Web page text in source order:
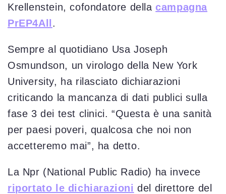
Krellenstein, cofondatore della campagna
PrEP4All .
Sempre al quotidiano Usa Joseph
Osmundson, un virologo della New York
University, ha rilasciato dichiarazioni
criticando la mancanza di dati publici sulla
fase 3 dei test clinici. “Questa è una sanità
per paesi poveri, qualcosa che noi non
accetteremo mai”, ha detto.
La Npr (National Public Radio) ha invece
riportato le dichiarazioni del direttore del